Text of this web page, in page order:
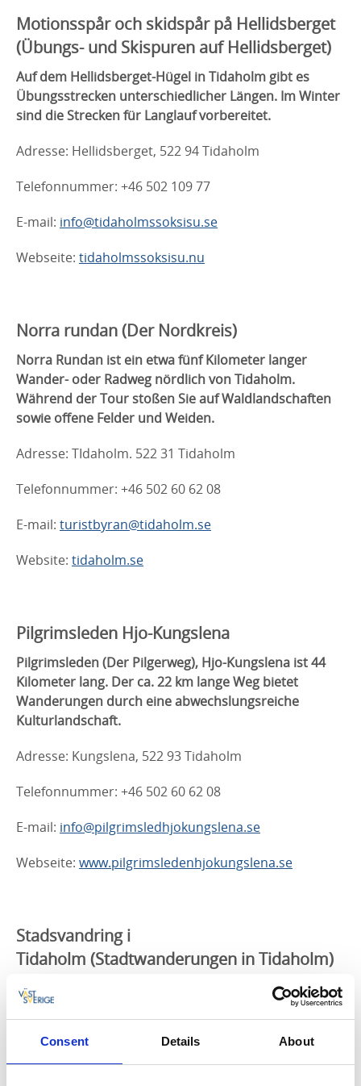
Consent Details About
Motionsspår och skidspår på Hellidsberget
(Übungs- und Skispuren auf Hellidsberget)
Auf dem Hellidsberget-Hügel in Tidaholm gibt es
Übungsstrecken unterschiedlicher Längen. Im Winter
sind die Strecken für Langlauf vorbereitet.
Adresse: Hellidsberget, 522 94 Tidaholm
Telefonnummer: +46 502 109 77
E-mail: info@tidaholmssoksisu.se
Webseite: tidaholmssoksisu.nu
Norra rundan (Der Nordkreis)
Norra Rundan ist ein etwa fünf Kilometer langer
Wander- oder Radweg nördlich von Tidaholm.
Während der Tour stoßen Sie auf Waldlandschaften
sowie offene Felder und Weiden.
Adresse: TIdaholm. 522 31 Tidaholm
Telefonnummer: +46 502 60 62 08
E-mail: turistbyran@tidaholm.se
Website: tidaholm.se
Pilgrimsleden Hjo-Kungslena
Pilgrimsleden (Der Pilgerweg), Hjo-Kungslena ist 44
Kilometer lang. Der ca. 22 km lange Weg bietet
Wanderungen durch eine abwechslungsreiche
Kulturlandschaft.
Adresse: Kungslena, 522 93 Tidaholm
Telefonnummer: +46 502 60 62 08
E-mail: info@pilgrimsledhjokungslena.se
Webseite: www.pilgrimsledenhjokungslena.se
Stadsvandring i
Tidaholm (Stadtwanderungen in Tidaholm)
Stadtrundgänge führen Sie an Gebäuden und Orten
vorbei, die in der Geschichte von Tidaholm von
beginnt auf der Insel Vulcanön.